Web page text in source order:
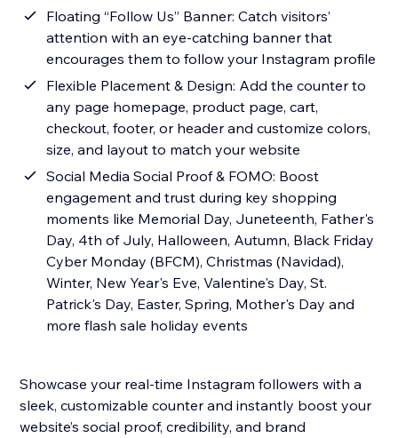
Floating “Follow Us” Banner: Catch visitors’
attention with an eye-catching banner that
encourages them to follow your Instagram profile
Flexible Placement & Design: Add the counter to
any page homepage, product page, cart,
checkout, footer, or header and customize colors,
size, and layout to match your website
Social Media Social Proof & FOMO: Boost
engagement and trust during key shopping
moments like Memorial Day, Juneteenth, Father's
Day, 4th of July, Halloween, Autumn, Black Friday
Cyber Monday (BFCM), Christmas (Navidad),
Winter, New Year's Eve, Valentine's Day, St.
Patrick's Day, Easter, Spring, Mother's Day and
more flash sale holiday events
Showcase your real-time Instagram followers with a
sleek, customizable counter and instantly boost your
website’s social proof, credibility, and brand